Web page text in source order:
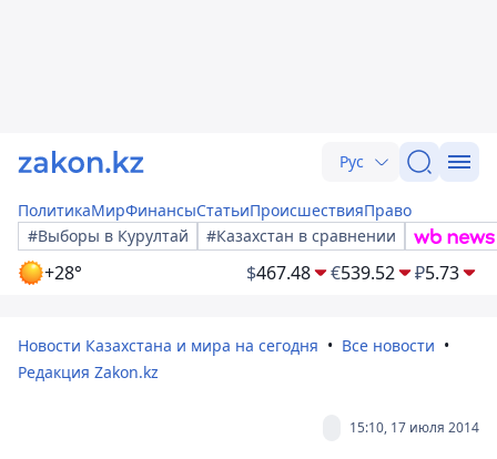
Рус
ПолитикаМирФинансыСтатьиПроисшествияПраво
#Выборы в Курултай
#Казахстан в сравнении
+28° $467.48 €539.52 ₽5.73
Новости Казахстана и мира на сегодня
Все новости
Редакция Zakon.kz
15:10, 17 июля 2014